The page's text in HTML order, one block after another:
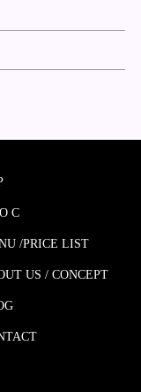
C
/PRICE LIST
US / CONCEPT